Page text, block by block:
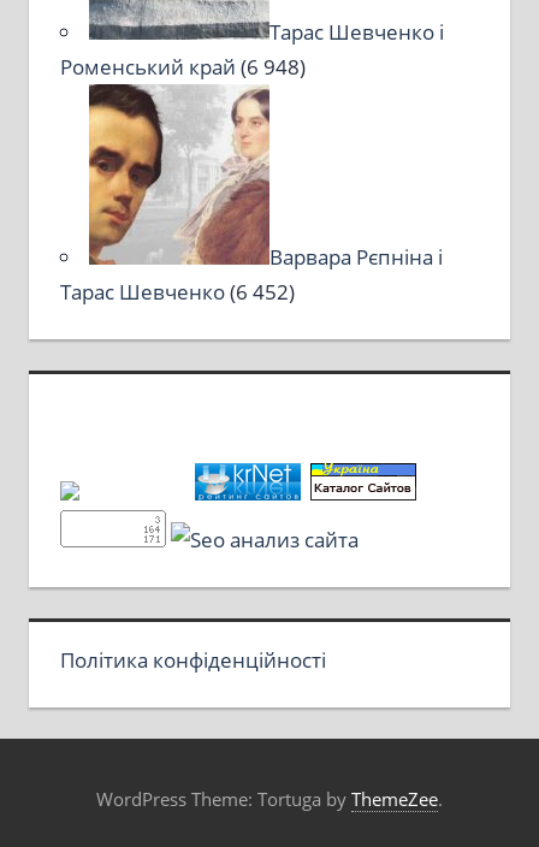
Тарас Шевченко і
Роменський край (6 948)
Варвара Рєпніна і
Тарас Шевченко(6 452)
Політика конфіденційності
WordPress Theme: Tortuga by ThemeZee.